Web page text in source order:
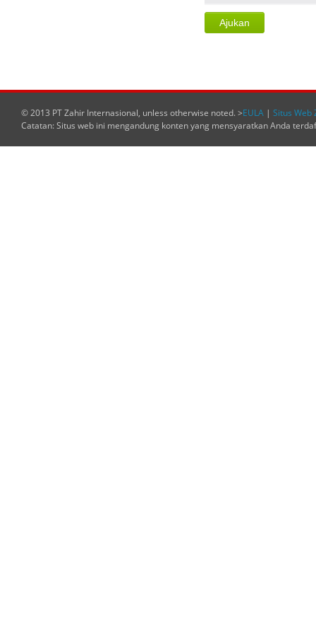
© 2013 PT Zahir Internasional, unless otherwise noted. >EULA | Situs Web
Catatan: Situs web ini mengandung konten yang mensyaratkan Anda